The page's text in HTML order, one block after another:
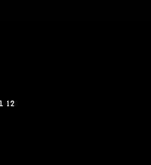
12 באוג׳ 2023, 21:00 – 23:00